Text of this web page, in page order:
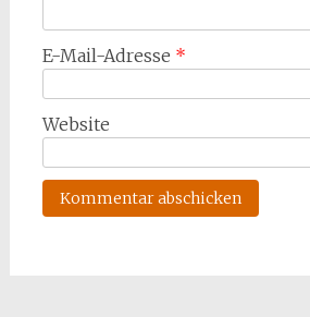
E-Mail-Adresse *
Website